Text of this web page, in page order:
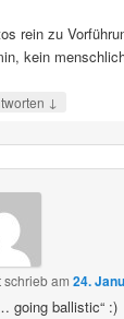
rein zu
kein
↓
schriebam24.
going ballistic“ :)